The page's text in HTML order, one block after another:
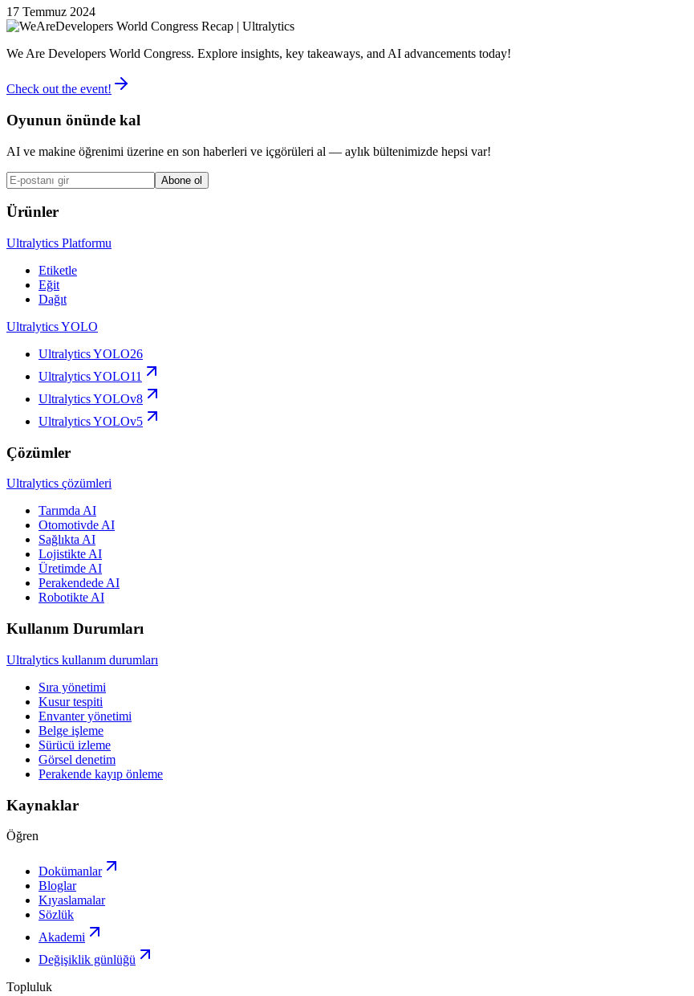
17 Temmuz 2024
We Are Developers World Congress. Explore insights, key takeaways, and AI advancements today!
Check out the event!
Oyunun önünde kal
AI ve makine öğrenimi üzerine en son haberleri ve içgörüleri al — aylık bültenimizde hepsi var!
Abone ol
Ürünler
Ultralytics Platformu
Etiketle
Eğit
Dağıt
Ultralytics YOLO
Ultralytics YOLO26
Ultralytics YOLO11
Ultralytics YOLOv8
Ultralytics YOLOv5
Çözümler
Ultralytics çözümleri
Tarımda AI
Otomotivde AI
Sağlıkta AI
Lojistikte AI
Üretimde AI
Perakendede AI
Robotikte AI
Kullanım Durumları
Ultralytics kullanım durumları
Sıra yönetimi
Kusur tespiti
Envanter yönetimi
Belge işleme
Sürücü izleme
Görsel denetim
Perakende kayıp önleme
Kaynaklar
Öğren
Dokümanlar
Bloglar
Kıyaslamalar
Sözlük
Akademi
Değişiklik günlüğü
Topluluk